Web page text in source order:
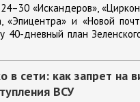
«Искандеров»,
«Эпицентра» и «Новой
40-дневный план
в сети: как запрет на
ВСУ